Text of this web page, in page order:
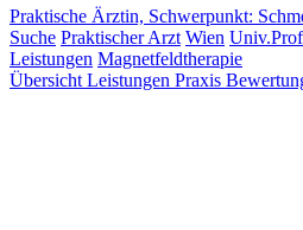
Praktische Ärztin, Schwerpunkt:
Suche Praktischer Arzt Wien
Leistungen Magnetfeldtherapie
Übersicht Leistungen Praxis